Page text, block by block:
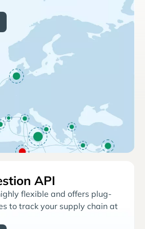
API
flexible and offers plug-
to track your supply chain at